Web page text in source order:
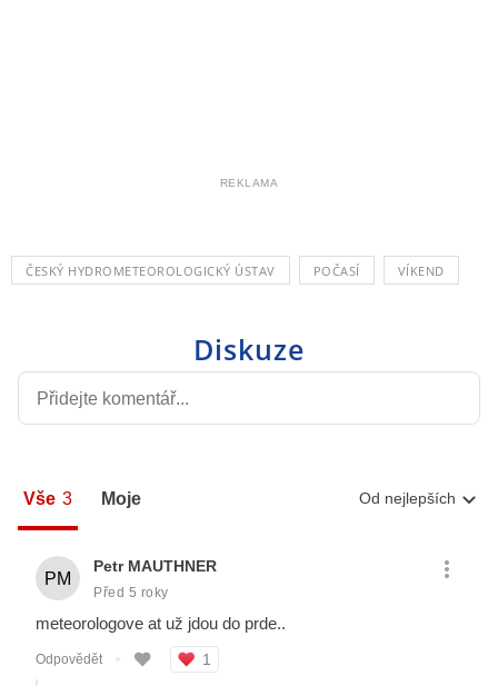
REKLAMA
ČESKÝ HYDROMETEOROLOGICKÝ ÚSTAV POČASÍ VÍKEND
Diskuze